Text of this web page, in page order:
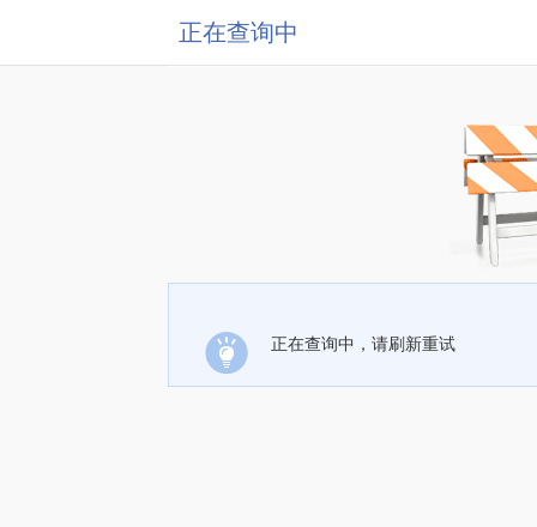
正在查询中
正在查询中，请刷新重试